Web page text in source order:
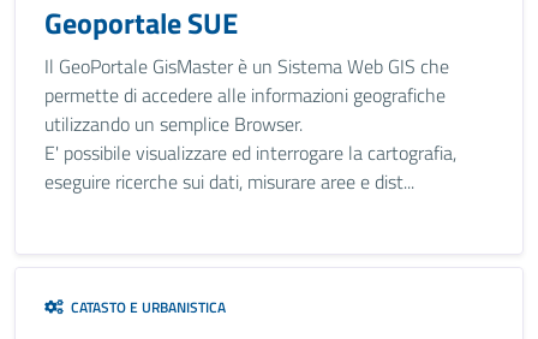
Geoportale SUE
Il GeoPortale GisMaster è un Sistema Web GIS che
permette di accedere alle informazioni geografiche
utilizzando un semplice Browser.
E' possibile visualizzare ed interrogare la cartografia,
eseguire ricerche sui dati, misurare aree e dist...
CATASTO E URBANISTICA